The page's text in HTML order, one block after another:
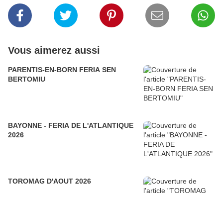
Vous aimerez aussi
PARENTIS-EN-BORN FERIA SEN
BERTOMIU
BAYONNE - FERIA DE L'ATLANTIQUE
2026
TOROMAG D'AOUT 2026